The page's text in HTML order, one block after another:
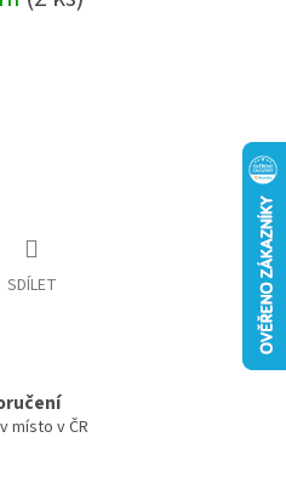
SDÍLET
místo v ČR